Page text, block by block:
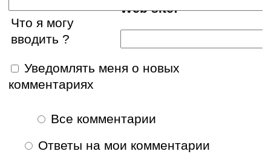
Web site:
Что я могу
вводить ?
Уведомлять меня о новых
комментариях
Все комментарии
Ответы на мои комментарии